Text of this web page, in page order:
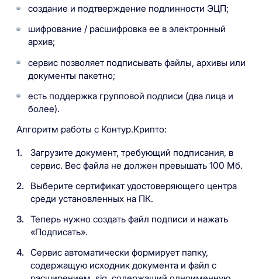
создание и подтверждение подлинности ЭЦП;
шифрование / расшифровка ее в электронный
архив;
сервис позволяет подписывать файлы, архивы или
документы пакетно;
есть поддержка групповой подписи (два лица и
более).
Алгоритм работы с Контур.Крипто:
Загрузите документ, требующий подписания, в
сервис. Вес файла не должен превышать 100 Мб.
Выберите сертификат удостоверяющего центра
среди установленных на ПК.
Теперь нужно создать файл подписи и нажать
«Подписать».
Сервис автоматически формирует папку,
содержащую исходник документа и файл с